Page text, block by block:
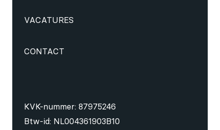
VACATURES
CONTACT
KVK-nummer: 87975246
Btw-id: NL004361903B10